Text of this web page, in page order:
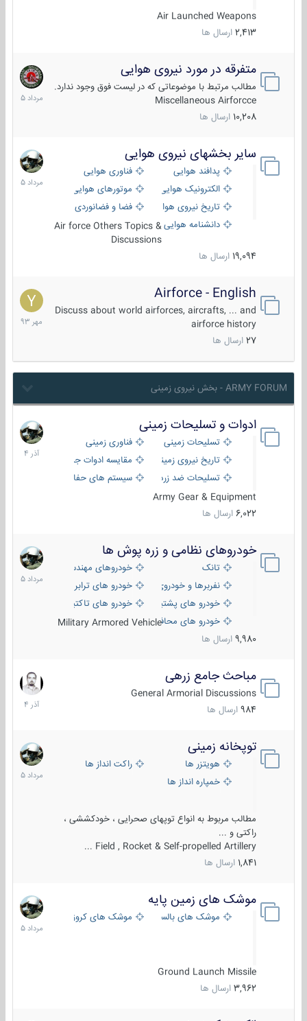
Air Launched Weapons
2,413 ارسال ها
متفرقه در مورد نیروی هوایی
مطالب مرتبط با موضوعاتی که در لیست فوق وجود ندارد.
Miscellaneous Airforcce
10,208 ارسال ها
7
مرداد
1405
سایر بخشهای نیروی هوایی
پدافند هوایی
فناوری هوایی
الکترونیک هوایی
موتورهای هوایی
تاریخ نیروی هوایی
فضا و فضانوردی
دانشنامه هواییAir force Others Topics &
Discussions
19,094 ارسال ها
2
مرداد
1405
Airforce - English
Discuss about world airforces, aircrafts, ... and
airforce history
27 ارسال ها
15
مهر
1393
ARMY FORUM - بخش نیروی زمینی
ادوات و تسلیحات زمینی
تسلیحات زمینی
فناوری زمینی
تاریخ نیروی زمینی
مقایسه ادوات جنگی
تسلیحات ضد زره
سیستم های حفاظت فعال
Army Gear & Equipment
6,022 ارسال ها
21
آذر
1404
خودروهای نظامی و زره پوش ها
تانک
خودروهای مهندسی
نفربرها و خودروی های رزمی پیاده نظام
خودرو های ترابری نظامی
خودرو های پشتیبانی آتش ، شناسایی و ضد تانک
خودرو های تاکتیکی نظامی
خودرو های محافظت شدهMilitary Armored Vehicle
9,980 ارسال ها
2
مرداد
1405
مباحث جامع زرهی
General Armorial Discussions
984 ارسال ها
7
آذر
1404
توپخانه زمینی
هویتزر ها
راکت انداز ها
خمپاره انداز ها
مطالب مربوط به انواع توپهای صحرایی ، خودکششی ،
راکتی و ...
Field , Rocket & Self-propelled Artillery ...
1,841 ارسال ها
9
مرداد
1405
موشک های زمین پایه
موشک های بالستیک موشک های کروز
Ground Launch Missile
3,962 ارسال ها
2
مرداد
1405